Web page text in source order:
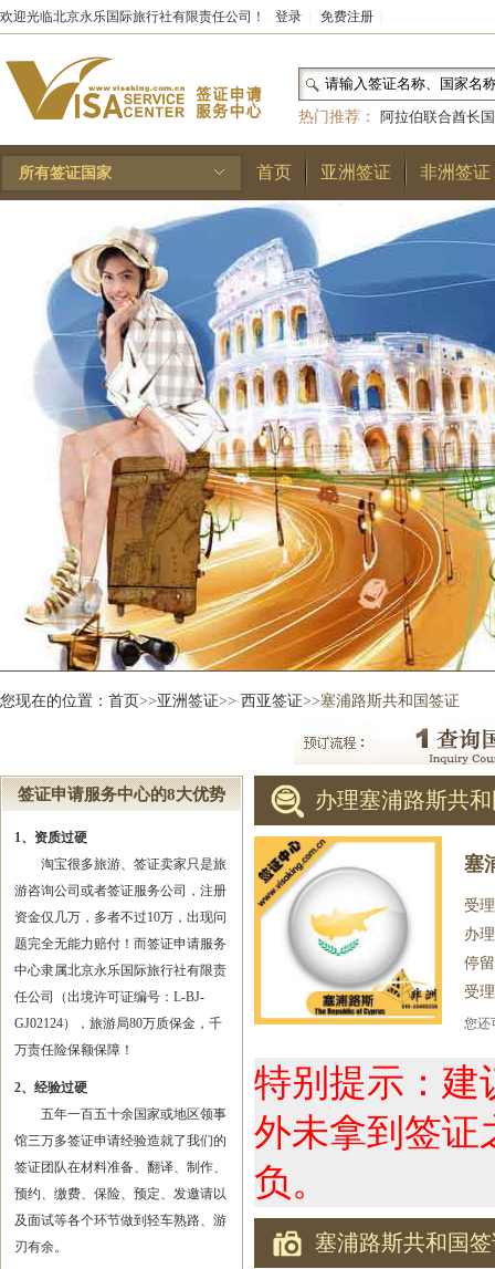
欢迎光临北京永乐国际旅行社有限责任公司！ 登录 免费注册
热门推荐：
阿拉伯联合酋长国
和国|布基纳法索|巴勒斯坦
林王国|安道尔公国|
所有签证国家 首页 亚洲签证 非洲签证
您现在的位置： 首页>>亚洲签证>> 西亚签证>>塞浦路斯共和国签证
签证申请服务中心的8大优势
1、资质过硬
淘宝很多旅游、签证卖家只是旅
游咨询公司或者签证服务公司，注册
资金仅几万，多者不过10万，出现问
题完全无能力赔付！而签证申请服务
中心隶属北京永乐国际旅行社有限责
任公司（出境许可证编号：L-BJ-
GJ02124），旅游局80万质保金，千
万责任险保额保障！
2、经验过硬
五年一百五十余国家或地区领事
馆三万多签证申请经验造就了我们的
签证团队在材料准备、翻译、制作、
预约、缴费、保险、预定、发邀请以
及面试等各个环节做到轻车熟路、游
刃有余。
办理塞浦路斯共
塞
受
办
停
受
您
特别提示：建
外未拿到签证
负。
塞浦路斯共和国